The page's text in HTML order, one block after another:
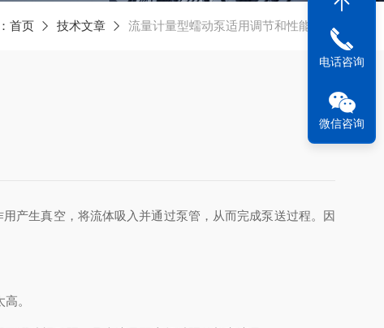
首页 技术文章 流量计量型蠕动泵适用调节和性能分析
产生真空，将流体吸入并通过泵管，从而完成泵送过程。因
。
电话咨询
微信咨询